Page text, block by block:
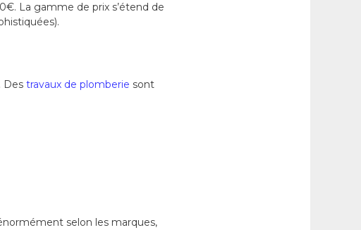
La gamme de prix s’étend de
Des travaux de plomberie sont
selon les marques,